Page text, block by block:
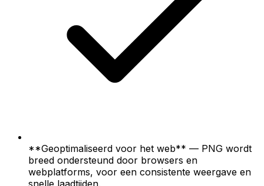
**Geoptimaliseerd voor het web** — PNG wordt
breed ondersteund door browsers en
webplatforms, voor een consistente weergave en
snelle laadtijden.